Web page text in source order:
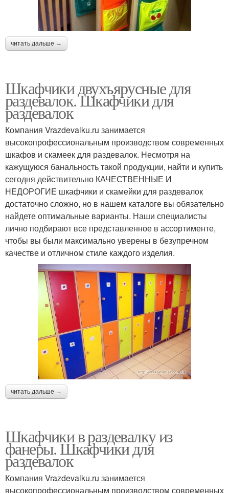
читать дальше →
Шкафчики двухъярусные для
раздевалок. Шкафчики для
раздевалок
Компания Vrazdevalku.ru занимается
высокопрофессиональным производством современных
шкафов и скамеек для раздевалок. Несмотря на
кажущуюся банальность такой продукции, найти и купить
сегодня действительно КАЧЕСТВЕННЫЕ И
НЕДОРОГИЕ шкафчики и скамейки для раздевалок
достаточно сложно, но в нашем каталоге вы обязательно
найдете оптимальные варианты. Наши специалисты
лично подбирают все представленное в ассортименте,
чтобы вы были максимально уверены в безупречном
качестве и отличном стиле каждого изделия.
читать дальше →
Шкафчики в раздевалку из
фанеры. Шкафчики для
раздевалок
Компания Vrazdevalku.ru занимается
высокопрофессиональным производством современных